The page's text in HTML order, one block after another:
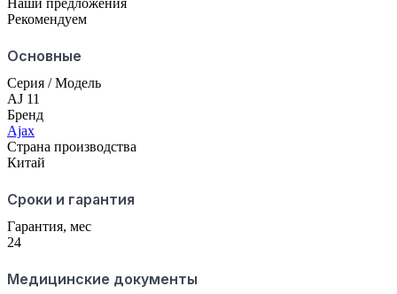
Наши предложения
Рекомендуем
Основные
Серия / Модель
AJ 11
Бренд
Ajax
Страна производства
Китай
Сроки и гарантия
Гарантия, мес
24
Медицинские документы